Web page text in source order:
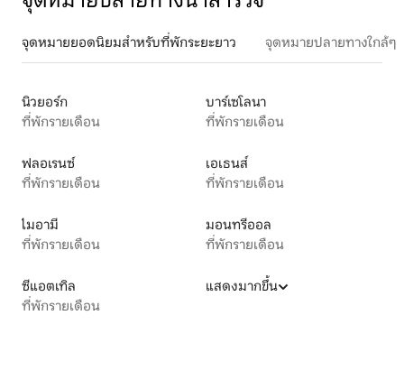
จุดหมายยอดนิยมสำหรับที่พักระยะยาว จุดหมายปลายทางใกล้ๆ
นิวยอร์ก
ที่พักรายเดือน
บาร์เซโลนา
ที่พักรายเดือน
ฟลอเรนซ์
ที่พักรายเดือน
เอเธนส์
ที่พักรายเดือน
ไมอามี
ที่พักรายเดือน
มอนทรีออล
ที่พักรายเดือน
ซีแอตเทิล
ที่พักรายเดือน
แสดงมากขึ้น